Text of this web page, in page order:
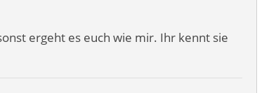
ergeht es euch wie mir. Ihr kennt sie